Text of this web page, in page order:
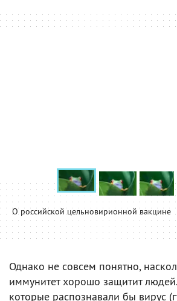
О российской цельновирионной вакцине
Однако не совсем понятно,
иммунитет хорошо защитит
которые распознавали бы вирус